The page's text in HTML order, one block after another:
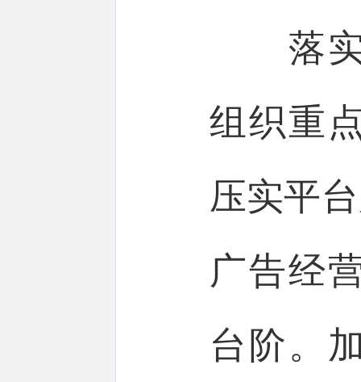
落实
组织重
压实平
广告经
台阶。